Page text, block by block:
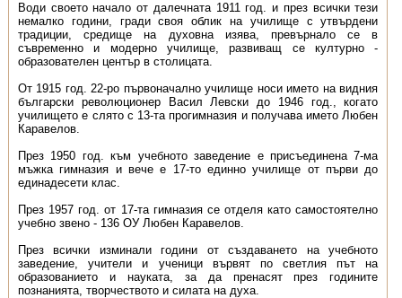
Води своето начало от далечната 1911 год. и през всички тези
немалко години, гради своя облик на училище с утвърдени
традиции, средище на духовна изява, превърнало се в
съвременно и модерно училище, развиващ се културно -
образователен център в столицата.
От 1915 год. 22-ро първоначално училище носи името на видния
български революционер Васил Левски до 1946 год., когато
училището е слято с 13-та прогимназия и получава името Любен
Каравелов.
През 1950 год. към учебното заведение е присъединена 7-ма
мъжка гимназия и вече е 17-то единно училище от първи до
единадесети клас.
През 1957 год. от 17-та гимназия се отделя като самостоятелно
учебно звено - 136 ОУ Любен Каравелов.
През всички изминали години от създаването на учебното
заведение, учители и ученици вървят по светлия път на
образованието и науката, за да пренасят през годините
познанията, творчеството и силата на духа.